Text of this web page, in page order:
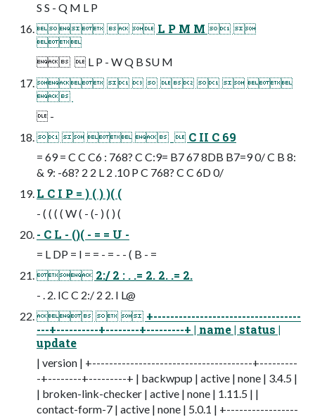
S S - Q M L P
   L P M M  

   L P - W Q B SU M
       
 
 -
      C II C 69
= 69 = C C C6 : 768? C C:9= B7 67 8DB B7=9 0/ C B 8:
& 9: -68? 2 2 L 2 .10 P C 768? C C 6D 0/
L C I P = ) ( ) )( (
- ( ( ( ( W ( - (- ) ( ) (
- C L - ()( - = = U -
= L DP = I = = - = - - ( B - =
 2:/ 2 : . .= 2. 2. .= 2.
- . 2. IC C 2:/ 2 2. I L@
   +-----------------------------------
---+----------+--------+---------+ | name | status |
update
| version | +--------------------------------------+---------
-+--------+---------+ | backwpup | active | none | 3.4.5 |
| broken-link-checker | active | none | 1.11.5 | |
contact-form-7 | active | none | 5.0.1 | +-----------------